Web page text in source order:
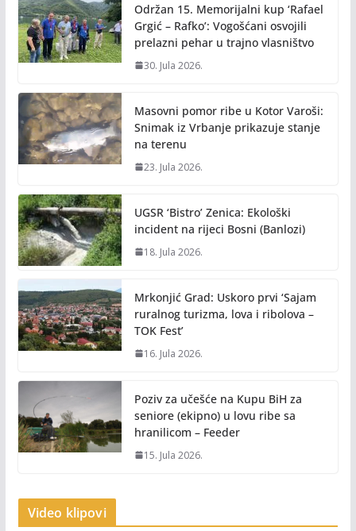
Održan 15. Memorijalni kup ‘Rafael
Grgić – Rafko’: Vogošćani osvojili
prelazni pehar u trajno vlasništvo
30. Jula 2026.
Masovni pomor ribe u Kotor Varoši:
Snimak iz Vrbanje prikazuje stanje
na terenu
23. Jula 2026.
UGSR ‘Bistro’ Zenica: Ekološki
incident na rijeci Bosni (Banlozi)
18. Jula 2026.
Mrkonjić Grad: Uskoro prvi ‘Sajam
ruralnog turizma, lova i ribolova –
TOK Fest’
16. Jula 2026.
Poziv za učešće na Kupu BiH za
seniore (ekipno) u lovu ribe sa
hranilicom – Feeder
15. Jula 2026.
Video klipovi